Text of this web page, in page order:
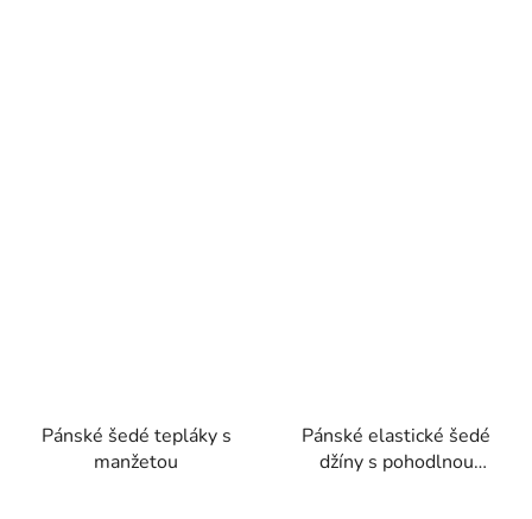
Pánské šedé tepláky s
manžetou
Pánské elastické šedé
džíny s pohodlnou